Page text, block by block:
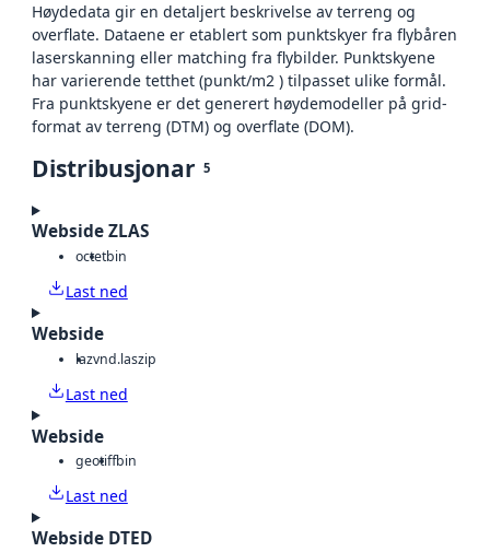
Høydedata gir en detaljert beskrivelse av terreng og
overflate. Dataene er etablert som punktskyer fra flybåren
laserskanning eller matching fra flybilder. Punktskyene
har varierende tetthet (punkt/m2 ) tilpasset ulike formål.
Fra punktskyene er det generert høydemodeller på grid-
format av terreng (DTM) og overflate (DOM).
Distribusjonar 5
Webside ZLAS
octetbin
Last ned
Webside
lazvnd.laszip
Last ned
Webside
geotiffbin
Last ned
Webside DTED